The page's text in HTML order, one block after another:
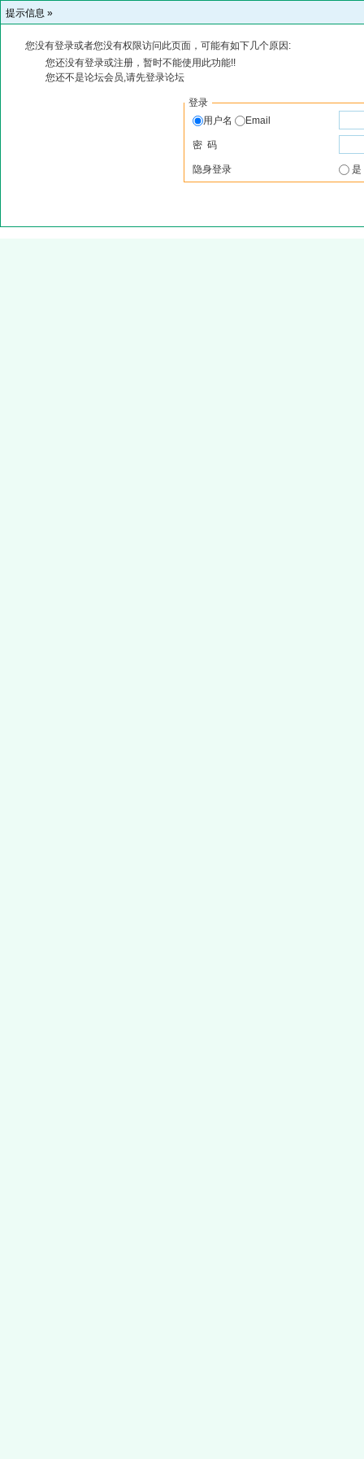
提示信息 »
您没有登录或者您没有权限访问此页面，可能有如下几个原因:
您还没有登录或注册，暂时不能使用此功能!!
您还不是论坛会员,请先登录论坛
登录
用户名
Email
密 码
隐身登录